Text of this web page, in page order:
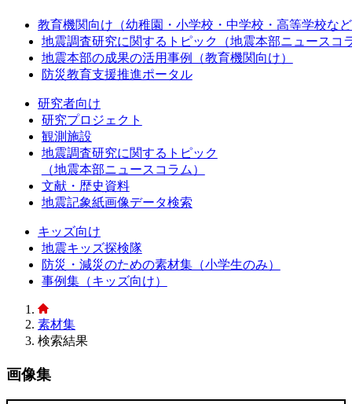
教育機関向け（幼稚園・小学校・中学校・高等学校な
地震調査研究に関するトピック（地震本部ニュースコ
地震本部の成果の活用事例（教育機関向け）
防災教育支援推進ポータル
研究者向け
研究プロジェクト
観測施設
地震調査研究に関するトピック
（地震本部ニュースコラム）
文献・歴史資料
地震記象紙画像データ検索
キッズ向け
地震キッズ探検隊
防災・減災のための素材集（小学生のみ）
事例集（キッズ向け）
素材集
検索結果
画像集